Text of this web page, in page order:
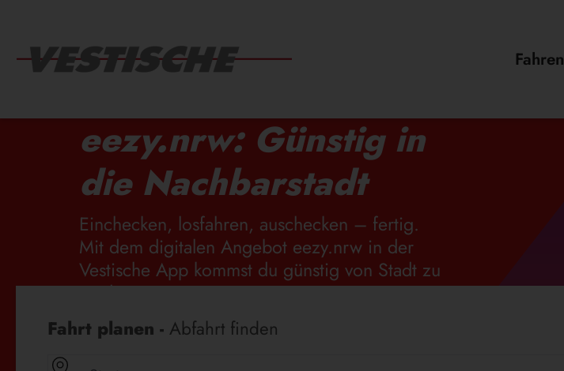
Fahren
eezy.nrw: Günstig in
die Nachbarstadt
Einchecken, losfahren, auschecken – fertig.
Mit dem digitalen Angebot eezy.nrw in der
Vestische App kommst du günstig von Stadt zu
Stadt.
Fahrt planen - Abfahrt finden